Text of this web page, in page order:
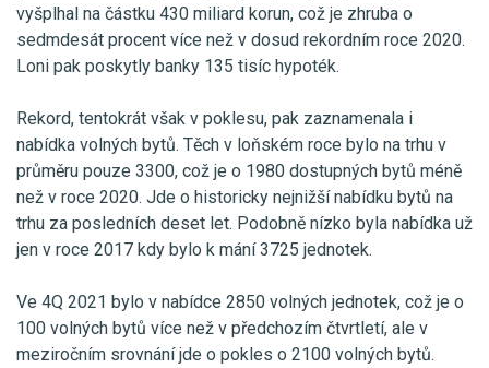
vyšplhal na částku 430 miliard korun, což je zhruba o
sedmdesát procent více než v dosud rekordním roce 2020.
Loni pak poskytly banky 135 tisíc hypoték.
Rekord, tentokrát však v poklesu, pak zaznamenala i
nabídka volných bytů. Těch v loňském roce bylo na trhu v
průměru pouze 3300, což je o 1980 dostupných bytů méně
než v roce 2020. Jde o historicky nejnižší nabídku bytů na
trhu za posledních deset let. Podobně nízko byla nabídka už
jen v roce 2017 kdy bylo k mání 3725 jednotek.
Ve 4Q 2021 bylo v nabídce 2850 volných jednotek, což je o
100 volných bytů více než v předchozím čtvrtletí, ale v
meziročním srovnání jde o pokles o 2100 volných bytů.